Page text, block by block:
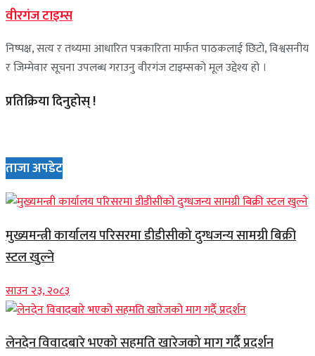
वीरगंज टाइम्स
निष्पक्ष, सत्य र तथ्यमा आधारित पत्रकारिता मार्फत पाठकलाई छिटो, विश्वसनीय
र जिम्मेवार सूचना उपलब्ध गराउनु वीरगंज टाइम्सको मूल उद्देश्य हो ।
प्रतिक्रिया दिनुहोस् !
ताजा अपडेट
मुख्यमन्त्री कार्यालय परिसरमा डीडीसीको दुग्धजन्य सामग्री बिक्री
स्टल खुल्ने
साउन २३, २०८३
लेनदेन विवादबारे भएको सहमति खारेजको माग गर्दै प्रदर्शन